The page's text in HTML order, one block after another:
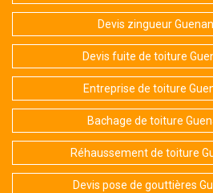
Devis zingueur
Devis fuite de toiture
Entreprise de toiture
Bachage de toiture
Réhaussement de toiture
Devis pose de gouttières